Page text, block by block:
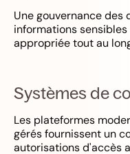
Une gouvernance
informations
appropriée tout au
Systèmes de
Les plateformes
gérés fournissent un
autorisations d'accès